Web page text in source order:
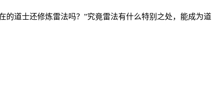
的道士还修炼雷法吗？”究竟雷法有什么特别之处，能成为道